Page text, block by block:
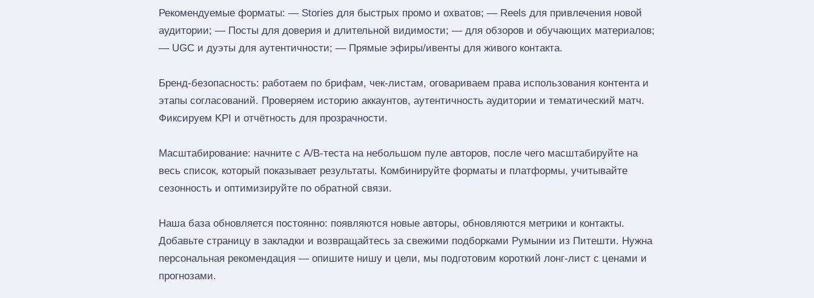
Рекомендуемые форматы: — Stories для быстрых промо и охватов; — Reels для привлечения новой
аудитории; — Посты для доверия и длительной видимости; — для обзоров и обучающих материалов;
— UGC и дуэты для аутентичности; — Прямые эфиры/ивенты для живого контакта.
Бренд‑безопасность: работаем по брифам, чек‑листам, оговариваем права использования контента и
этапы согласований. Проверяем историю аккаунтов, аутентичность аудитории и тематический матч.
Фиксируем KPI и отчётность для прозрачности.
Масштабирование: начните с A/B‑теста на небольшом пуле авторов, после чего масштабируйте на
весь список, который показывает результаты. Комбинируйте форматы и платформы, учитывайте
сезонность и оптимизируйте по обратной связи.
Наша база обновляется постоянно: появляются новые авторы, обновляются метрики и контакты.
Добавьте страницу в закладки и возвращайтесь за свежими подборками Румынии из Питешти. Нужна
персональная рекомендация — опишите нишу и цели, мы подготовим короткий лонг‑лист с ценами и
прогнозами.